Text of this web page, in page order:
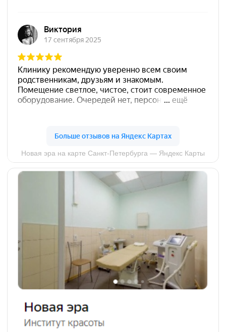
КОСМЕТОЛОГА
Оставьте заявку прямо сейчас и узнайте
подробнее о наших услугах и акциях!
Я даю согласие на обработку моих персональных
данных и ознакомлен(а) с политикой
Записаться